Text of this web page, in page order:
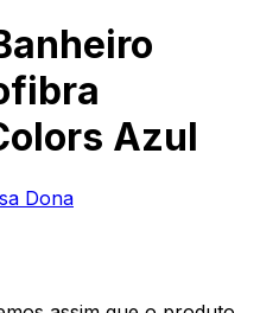
Azul
Dona